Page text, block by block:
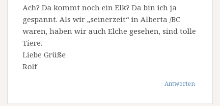
Ach? Da kommt noch ein Elk? Da bin ich ja
gespannt. Als wir „seinerzeit“ in Alberta /BC
waren, haben wir auch Elche gesehen, sind tolle
Tiere.
Liebe Grüße
Rolf
Antworten